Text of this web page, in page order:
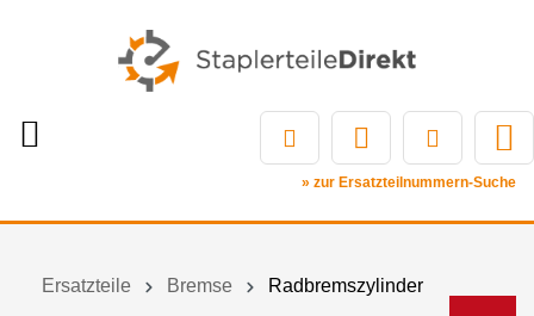
» zur Ersatzteilnummern-Suche
Ersatzteile Bremse Radbremszylinder